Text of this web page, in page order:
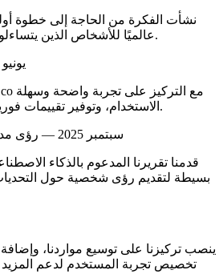
نشأت الفكرة من الحاجة إلى خطوة
عالميًا للأشخاص الذين يتساءلون عن رفاهيتهم العاطفية.
يونيو 2025 — الإطلاق الرسمي
الاستخدام، وتوفير تقييمات فورية ومجانية لجمهور عالمي.
سبتمبر 2025 — رؤى مدعومة بالذكاء الاصطناعي
قدمنا تقريرنا المدعوم بالذكاء
بسيطة لتقديم رؤى شخصية حول
ينصب تركيزنا على توسيع مواردنا، وإضافة
تخصيص تجربة المستخدم لدعم